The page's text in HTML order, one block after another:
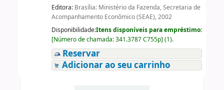
Editora: Brasília: Ministério da Fazenda, Secretaria de
Acompanhamento Econômico (SEAE), 2002
Disponibilidade:Itens disponíveis para empréstimo:
[Número de chamada:341.3787 C755p] (1).
Reservar
Adicionar ao seu carrinho